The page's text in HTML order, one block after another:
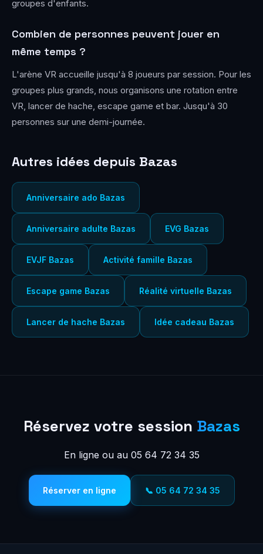
groupes d'enfants.
Combien de personnes peuvent jouer en
même temps ?
L'arène VR accueille jusqu'à 8 joueurs par session. Pour les
groupes plus grands, nous organisons une rotation entre
VR, lancer de hache, escape game et bar. Jusqu'à 30
personnes sur une demi-journée.
Autres idées depuis Bazas
Anniversaire ado Bazas
Anniversaire adulte Bazas EVG Bazas
EVJF Bazas Activité famille Bazas
Escape game Bazas Réalité virtuelle Bazas
Lancer de hache Bazas Idée cadeau Bazas
Réservez votre session Bazas
En ligne ou au 05 64 72 34 35
Réserver en ligne 📞 05 64 72 34 35